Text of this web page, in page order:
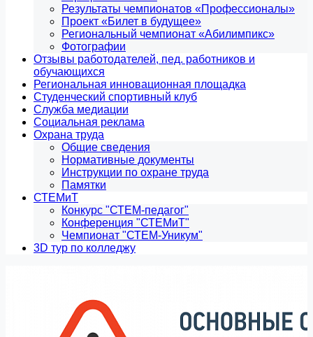
Результаты чемпионатов «Профессионалы»
Проект «Билет в будущее»
Региональный чемпионат «Абилимпикс»
Фотографии
Отзывы работодателей, пед. работников и
обучающихся
Региональная инновационная площадка
Студенческий спортивный клуб
Служба медиации
Социальная реклама
Охрана труда
Общие сведения
Нормативные документы
Инструкции по охране труда
Памятки
СТЕМиТ
Конкурс "СТЕМ-педагог"
Конференция "СТЕМиТ"
Чемпионат "СТЕМ-Уникум"
3D тур по колледжу